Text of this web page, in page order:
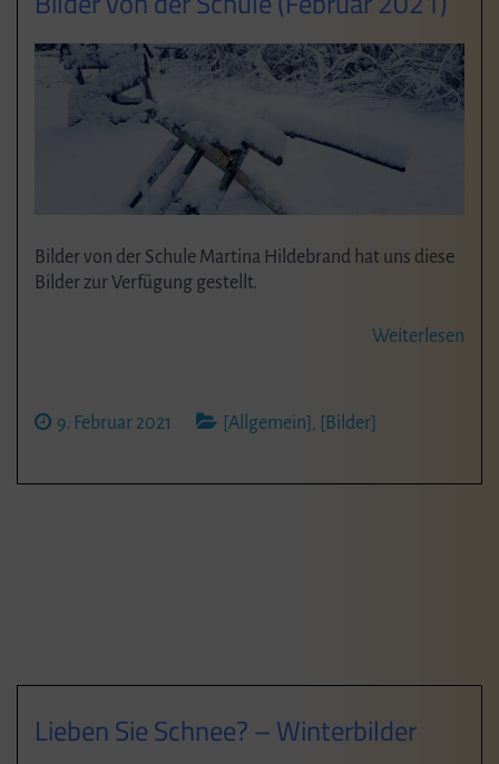
Bilder von der Schule Martina Hildebrand hat uns diese
Bilder zur Verfügung gestellt.
Weiterlesen
9. Februar 2021 [Allgemein] , [Bilder]
Lieben Sie Schnee? – Winterbilder